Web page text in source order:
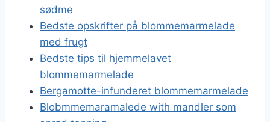
sødme
Bedste opskrifter på blommemarmelade
med frugt
Bedste tips til hjemmelavet
blommemarmelade
Bergamotte-infunderet blommemarmelade
Blobmmemaramalede with mandler som